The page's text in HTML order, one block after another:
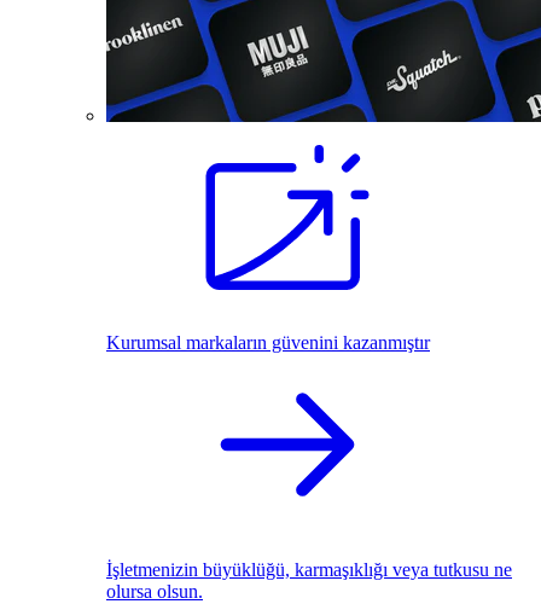
Kurumsal markaların güvenini kazanmıştır
İşletmenizin büyüklüğü, karmaşıklığı veya tutkusu ne
olursa olsun.